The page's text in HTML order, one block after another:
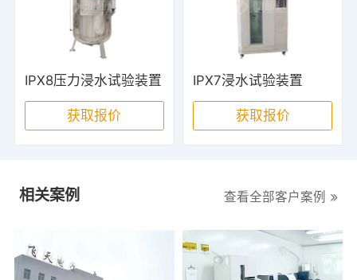
IPX8压力浸水试验装置
获取报价
IPX7浸水试验装置
获取报价
相关案例 查看全部客户案例